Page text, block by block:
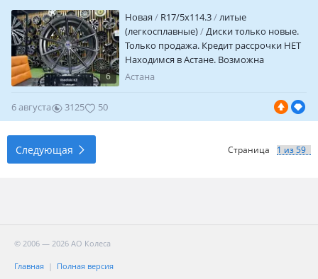
6
Новая R17/5x114.3
литые
(легкосплавные)
Диски только новые.
Только продажа. Кредит рассрочки НЕТ
Находимся в Астане. Возможна
отправка в другие города и регионы
4х Шт. Параметры дисков. R 17/5/114.3 Et
+ 35 вылет Цо 73.1 посадочное J 7.5
Астана
6 августа 3125 50
Следующая Страница
© 2006 — 2026 АО Колеса
Главная Полная версия